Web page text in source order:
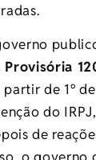
Provisória
partir de 1º
do
de